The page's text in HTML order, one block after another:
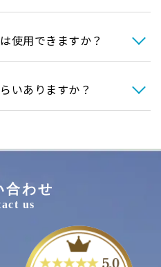
使⽤できますか？
いありますか？
合わせ
us